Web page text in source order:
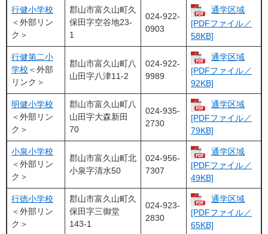
行健小学校
＜外部リン
ク＞
郡山市富久山町久
保田字空谷地23-
1
024-922-
0903
通学区域
[PDFファイル／
58KB]
行健第二小
学校 ＜外部
リンク＞
郡山市富久山町八
山田字八津11-2
024-922-
9989
通学区域
[PDFファイル／
92KB]
明健小学校
＜外部リン
ク＞
郡山市富久山町八
山田字大森新田
70
024-935-
2730
通学区域
[PDFファイル／
79KB]
小泉小学校
＜外部リン
ク＞
郡山市富久山町北
小泉字清水50
024-956-
7307
通学区域
[PDFファイル／
49KB]
行徳小学校
＜外部リン
ク＞
郡山市富久山町久
保田字三御堂
143-1
024-923-
2830
通学区域
[PDFファイル／
65KB]